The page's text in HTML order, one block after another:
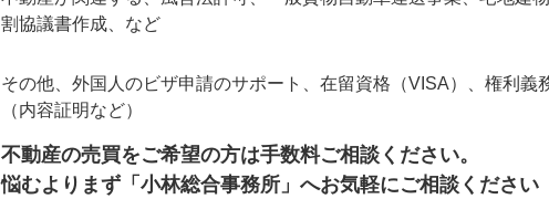
割協議書作成、など
その他、外国人のビザ申請のサポート、在留資格（VISA）、権利義
（内容証明など）
不動産の売買をご希望の方は手数料ご相談ください。
悩むよりまず「小林総合事務所」へお気軽にご相談ください